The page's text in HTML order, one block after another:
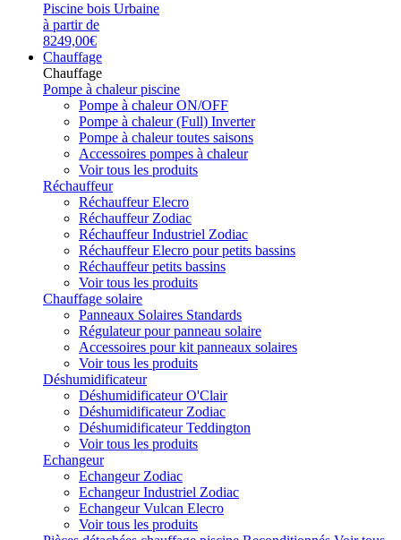
Piscine bois Urbaine
à partir de
8249,00€
Chauffage
Chauffage
Pompe à chaleur piscine
Pompe à chaleur ON/OFF
Pompe à chaleur (Full) Inverter
Pompe à chaleur toutes saisons
Accessoires pompes à chaleur
Voir tous les produits
Réchauffeur
Réchauffeur Elecro
Réchauffeur Zodiac
Réchauffeur Industriel Zodiac
Réchauffeur Elecro pour petits bassins
Réchauffeur petits bassins
Voir tous les produits
Chauffage solaire
Panneaux Solaires Standards
Régulateur pour panneau solaire
Accessoires pour kit panneaux solaires
Voir tous les produits
Déshumidificateur
Déshumidificateur O'Clair
Déshumidificateur Zodiac
Déshumidificateur Teddington
Voir tous les produits
Echangeur
Echangeur Zodiac
Echangeur Industriel Zodiac
Echangeur Vulcan Elecro
Voir tous les produits